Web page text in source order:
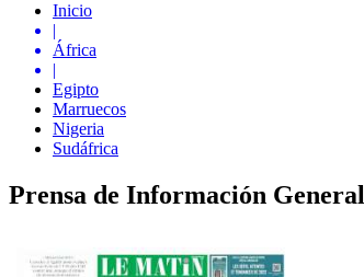
Inicio
|
África
|
Egipto
Marruecos
Nigeria
Sudáfrica
Prensa de Información General